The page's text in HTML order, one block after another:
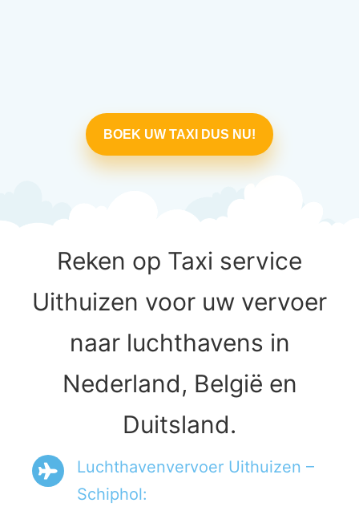
BOEK UW TAXI DUS NU!
Reken op Taxi service
Uithuizen voor uw vervoer
naar luchthavens in
Nederland, België en
Duitsland.
Luchthavenvervoer Uithuizen –
Schiphol: